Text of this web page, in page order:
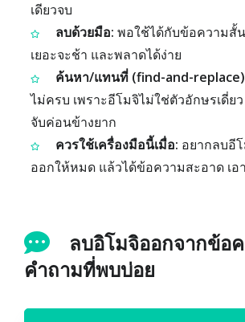
เดียวจบ
ลบด้วยมือ: พอใช้ได้กับข้อความสั้
เยอะจะช้า และพลาดได้ง่าย
ค้นหา/แทนที่ (find-and-
ไม่ครบ เพราะอีโมจิไม่ใช่ตัวอักษรเดี่ย
จับค่อนข้างยาก
ควรใช้เครื่องมือนี้เมื่อ: อยากลบอี
ออกให้หมด แล้วได้ข้อความสะอาด เอ
ลบอิโมจิออกจากข้อ
คำถามที่พบบ่อย